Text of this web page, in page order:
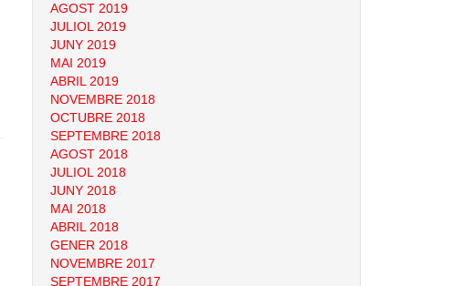
AGOST 2019
JULIOL 2019
JUNY 2019
MAI 2019
ABRIL 2019
NOVEMBRE 2018
OCTUBRE 2018
SEPTEMBRE 2018
AGOST 2018
JULIOL 2018
JUNY 2018
MAI 2018
ABRIL 2018
GENER 2018
NOVEMBRE 2017
SEPTEMBRE 2017